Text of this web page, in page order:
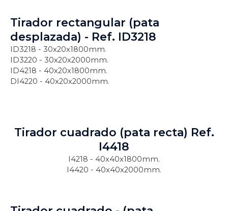
Tirador rectangular (pata
desplazada) - Ref. ID3218
ID3218 - 30x20x1800mm.
ID3220 - 30x20x2000mm.
ID4218 - 40x20x1800mm.
DI4220 - 40x20x2000mm.
Tirador cuadrado (pata recta) Ref.
I4418
I4218 - 40x40x1800mm.
I4420 - 40x40x2000mm.